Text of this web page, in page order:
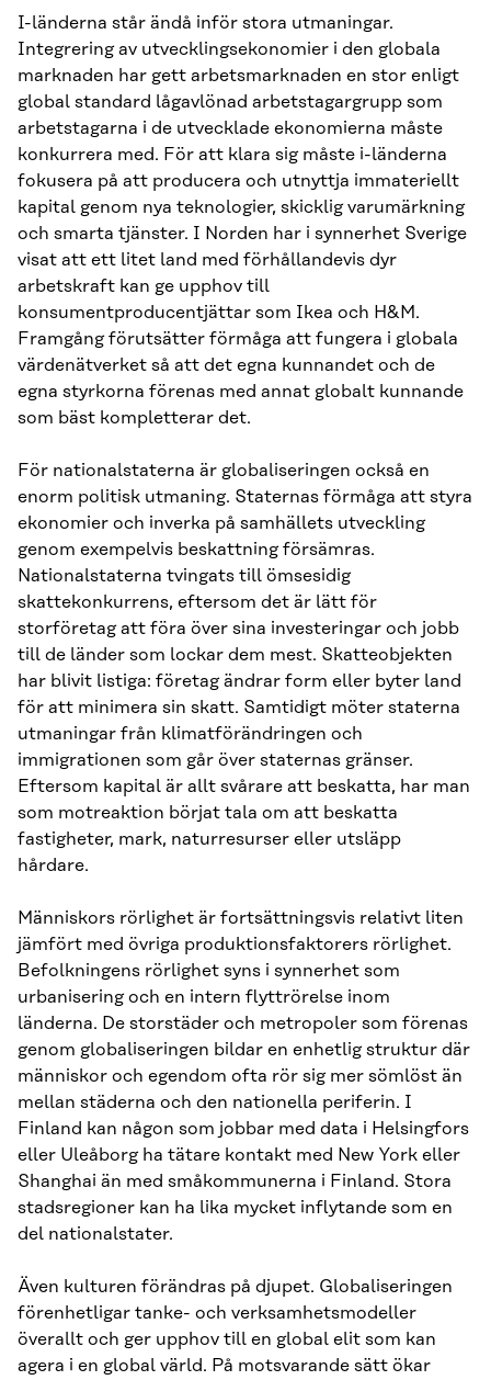
I-länderna står ändå inför stora utmaningar.
Integrering av utvecklingsekonomier i den globala
marknaden har gett arbetsmarknaden en stor enligt
global standard lågavlönad arbetstagargrupp som
arbetstagarna i de utvecklade ekonomierna måste
konkurrera med. För att klara sig måste i-länderna
fokusera på att producera och utnyttja immateriellt
kapital genom nya teknologier, skicklig varumärkning
och smarta tjänster. I Norden har i synnerhet Sverige
visat att ett litet land med förhållandevis dyr
arbetskraft kan ge upphov till
konsumentproducentjättar som Ikea och H&M.
Framgång förutsätter förmåga att fungera i globala
värdenätverket så att det egna kunnandet och de
egna styrkorna förenas med annat globalt kunnande
som bäst kompletterar det.
För nationalstaterna är globaliseringen också en
enorm politisk utmaning. Staternas förmåga att styra
ekonomier och inverka på samhällets utveckling
genom exempelvis beskattning försämras.
Nationalstaterna tvingats till ömsesidig
skattekonkurrens, eftersom det är lätt för
storföretag att föra över sina investeringar och jobb
till de länder som lockar dem mest. Skatteobjekten
har blivit listiga: företag ändrar form eller byter land
för att minimera sin skatt. Samtidigt möter staterna
utmaningar från klimatförändringen och
immigrationen som går över staternas gränser.
Eftersom kapital är allt svårare att beskatta, har man
som motreaktion börjat tala om att beskatta
fastigheter, mark, naturresurser eller utsläpp
hårdare.
Människors rörlighet är fortsättningsvis relativt liten
jämfört med övriga produktionsfaktorers rörlighet.
Befolkningens rörlighet syns i synnerhet som
urbanisering och en intern flyttrörelse inom
länderna. De storstäder och metropoler som förenas
genom globaliseringen bildar en enhetlig struktur där
människor och egendom ofta rör sig mer sömlöst än
mellan städerna och den nationella periferin. I
Finland kan någon som jobbar med data i Helsingfors
eller Uleåborg ha tätare kontakt med New York eller
Shanghai än med småkommunerna i Finland. Stora
stadsregioner kan ha lika mycket inflytande som en
del nationalstater.
Även kulturen förändras på djupet. Globaliseringen
förenhetligar tanke- och verksamhetsmodeller
överallt och ger upphov till en global elit som kan
agera i en global värld. På motsvarande sätt ökar